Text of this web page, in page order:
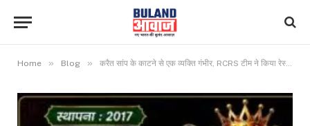
Home » Blog » करैत सांप के काटने से एक व्यक्ति गंभीर, RCRS टीम ने किया रेस्क्यू